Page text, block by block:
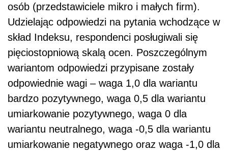
osób (przedstawiciele mikro i małych firm).
Udzielając odpowiedzi na pytania wchodzące w
skład Indeksu, respondenci posługiwali się
pięciostopniową skalą ocen. Poszczególnym
wariantom odpowiedzi przypisane zostały
odpowiednie wagi – waga 1,0 dla wariantu
bardzo pozytywnego, waga 0,5 dla wariantu
umiarkowanie pozytywnego, waga 0 dla
wariantu neutralnego, waga -0,5 dla wariantu
umiarkowanie negatywnego oraz waga -1,0 dla